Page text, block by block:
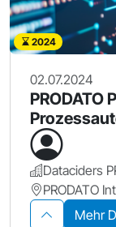
2024
02.07.2024
Dataciders
PRODATO
Mehr